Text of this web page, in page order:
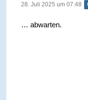
28. Juli 2025 um 07:48
… abwarten.